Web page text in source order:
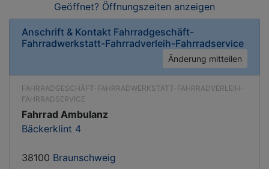
Geöffnet? Öffnungszeiten anzeigen
Anschrift & Kontakt Fahrradgeschäft-
Fahrradwerkstatt-Fahrradverleih-Fahrradservice
Änderung mitteilen
FAHRRADGESCHÄFT-FAHRRADWERKSTATT-FAHRRADVERLEIH-
FAHRRADSERVICE
Fahrrad Ambulanz
Bäckerklint 4
38100 Braunschweig